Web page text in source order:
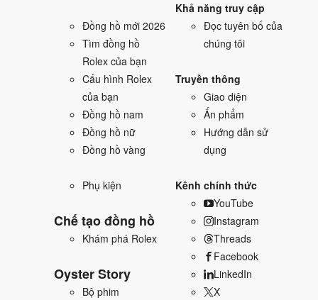
Đồng hồ mới 2026
Tìm đồng hồ
Rolex của bạn
Cấu hình Rolex
của bạn
Đồng hồ nam
Đồng hồ nữ
Đồng hồ vàng
Phụ kiện
Chế tạo đồng hồ
Khám phá Rolex
Oyster Story
Bộ phim
Khả năng truy cập
Đọc tuyên bố của
chúng tôi
Truyền thông
Giao diện
Ấn phẩm
Hướng dẫn sử
dụng
Kênh chính thức
YouTube
Instagram
Threads
Facebook
LinkedIn
X